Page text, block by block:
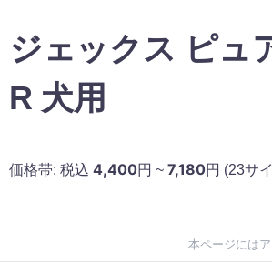
ジェックス ピュ
R 犬用
価格帯: 税込 4,400円 ~ 7,180円 (23サ
本ページには